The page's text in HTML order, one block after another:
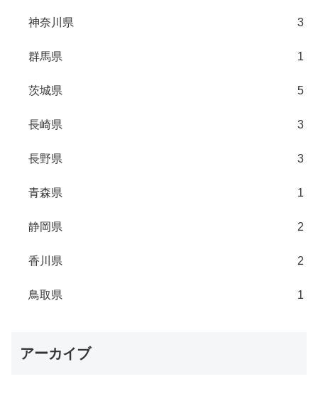
神奈川県 3
群馬県 1
茨城県 5
長崎県 3
長野県 3
青森県 1
静岡県 2
香川県 2
鳥取県 1
アーカイブ